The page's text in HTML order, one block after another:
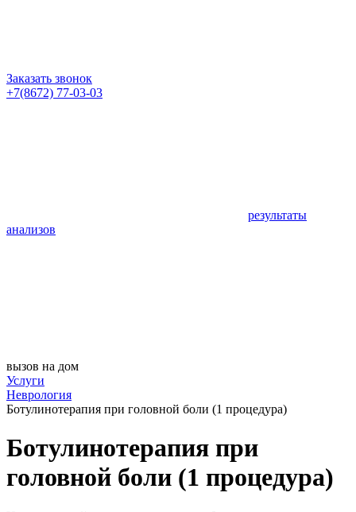
Заказать звонок
+7(8672) 77-03-03
результаты
анализов
вызов на дом
Услуги
Неврология
Ботулинотерапия при головной боли (1 процедура)
Ботулинотерапия при
головной боли (1 процедура)